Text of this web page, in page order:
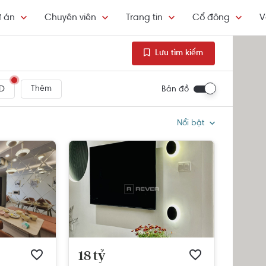
án Chuyên viên Trang tin Cổ đông
Lưu tìm kiếm
Thêm Bản đồ
Nổi bật
18 tỷ